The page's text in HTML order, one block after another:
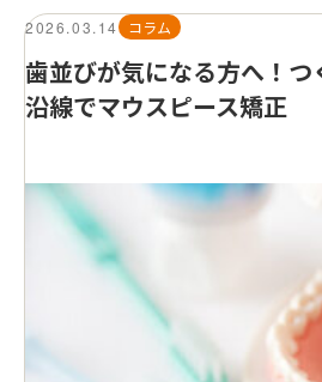
2026.03.14 コラム
歯並びが気になる方へ！つ
沿線でマウスピース矯正